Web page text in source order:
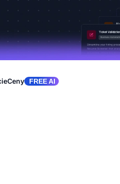
Ceny FREE AI